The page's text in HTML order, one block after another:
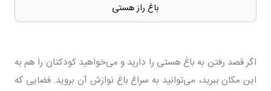
باغ راز هستی
اگر قصد رفتن به باغ هستی را دارید و می‌خواهید کودکتان را هم به
این مکان ببرید، می‌توانید به سراغ باغ نوازش آن بروید. فضایی که